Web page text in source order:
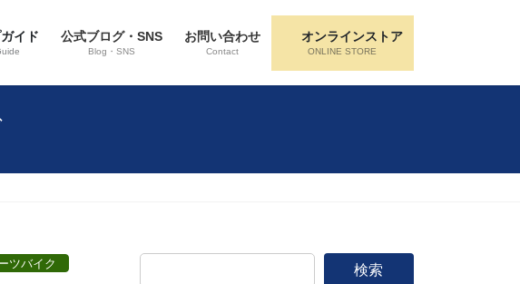
イド 公式ブログ・SNS
Blog・SNS
お問い合わせ
Contact
オンラインストア
ONLINE STORE
ツバイク 検索